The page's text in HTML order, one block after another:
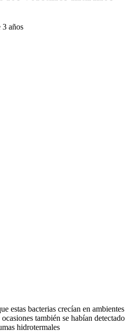
3 años
estas bacterias crecían en ambientes
también se habían detectado
hidrotermales